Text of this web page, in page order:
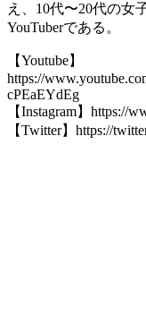
え、10代〜20代の女
YouTuberである。
【Youtube】
https://
cPEaEYdEg
【Instagram】https://
【Twitter】https://